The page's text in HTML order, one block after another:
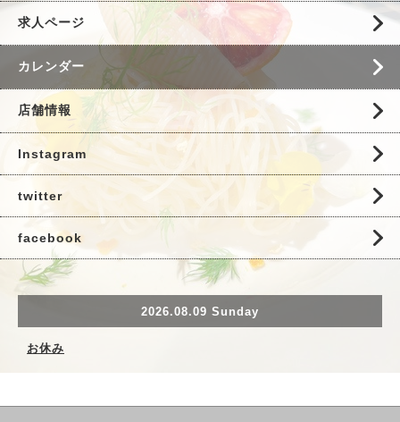
求人ページ
カレンダー
店舗情報
Instagram
twitter
facebook
2026.08.09 Sunday
お休み